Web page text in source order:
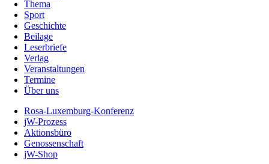
Thema
Sport
Geschichte
Beilage
Leserbriefe
Verlag
Veranstaltungen
Termine
Über uns
Rosa-Luxemburg-Konferenz
jW-Prozess
Aktionsbüro
Genossenschaft
jW-Shop